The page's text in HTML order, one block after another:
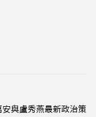
與盧秀燕最新政治策